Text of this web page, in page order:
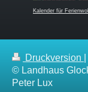
Kalender für
Druckversion
© Landhaus
Peter Lux